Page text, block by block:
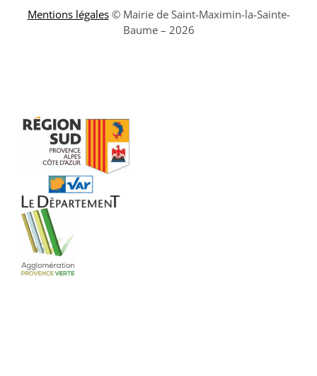
Mentions légales© Mairie de Saint-Maximin-la-Sainte-
Baume – 2026